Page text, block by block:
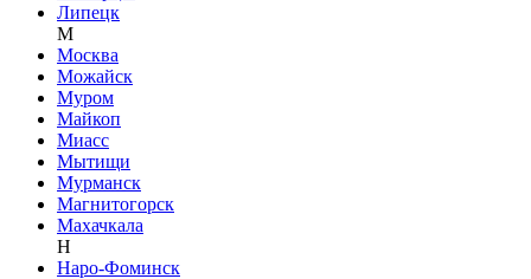
Липецк
М
Москва
Можайск
Муром
Майкоп
Миасс
Мытищи
Мурманск
Магнитогорск
Махачкала
Н
Наро-Фоминск